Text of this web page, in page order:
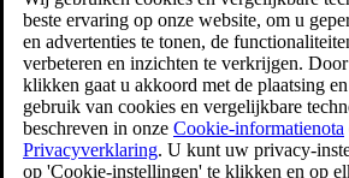
Een eenvoudige administratie: alle
1 factuur per maand.
Vaste, lage kosten.
Volledige budgetcontrole.
De maandelijkse betalingen sparen uw
Alle autouitgaven worden als kost
Banden: ongelimiteerd en te vervangen
Vaste lage Bonus/Malusgraad, dus geen